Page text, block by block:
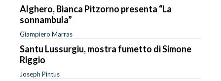
Alghero, Bianca Pitzorno presenta “La
sonnambula”
Giampiero Marras
Santu Lussurgiu, mostra fumetto di Simone
Riggio
Joseph Pintus